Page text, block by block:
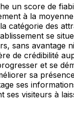
un score de
à la
catégorie des
se
sans avantage
de crédibilité
et se
sa
ses
ses visiteurs à